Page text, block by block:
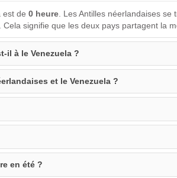
est de 0 heure . Les Antilles néerlandaises
signifie que les deux pays partagent la
il à le Venezuela ?
et le Venezuela ?
en été ?